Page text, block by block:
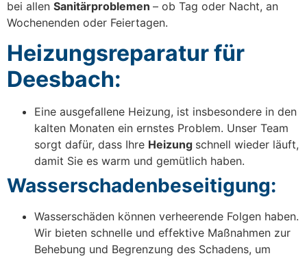
bei allen Sanitärproblemen – ob Tag oder Nacht, an
Wochenenden oder Feiertagen.
Heizungsreparatur für
Deesbach:
Eine ausgefallene Heizung, ist insbesondere in den
kalten Monaten ein ernstes Problem. Unser Team
sorgt dafür, dass Ihre Heizung schnell wieder läuft,
damit Sie es warm und gemütlich haben.
Wasserschadenbeseitigung:
Wasserschäden können verheerende Folgen haben.
Wir bieten schnelle und effektive Maßnahmen zur
Behebung und Begrenzung des Schadens, um